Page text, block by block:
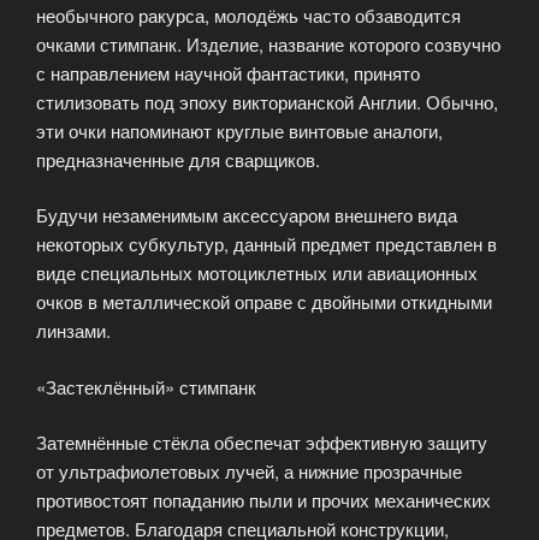
необычного ракурса, молодёжь часто обзаводится
очками стимпанк. Изделие, название которого созвучно
с направлением научной фантастики, принято
стилизовать под эпоху викторианской Англии. Обычно,
эти очки напоминают круглые винтовые аналоги,
предназначенные для сварщиков.
Будучи незаменимым аксессуаром внешнего вида
некоторых субкультур, данный предмет представлен в
виде специальных мотоциклетных или авиационных
очков в металлической оправе с двойными откидными
линзами.
«Застеклённый» стимпанк
Затемнённые стёкла обеспечат эффективную защиту
от ультрафиолетовых лучей, а нижние прозрачные
противостоят попаданию пыли и прочих механических
предметов. Благодаря специальной конструкции,